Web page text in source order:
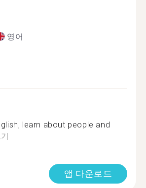
영어
learn about people and
앱 다운로드